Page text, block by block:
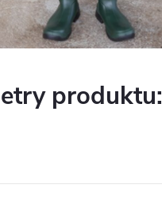
produktu: